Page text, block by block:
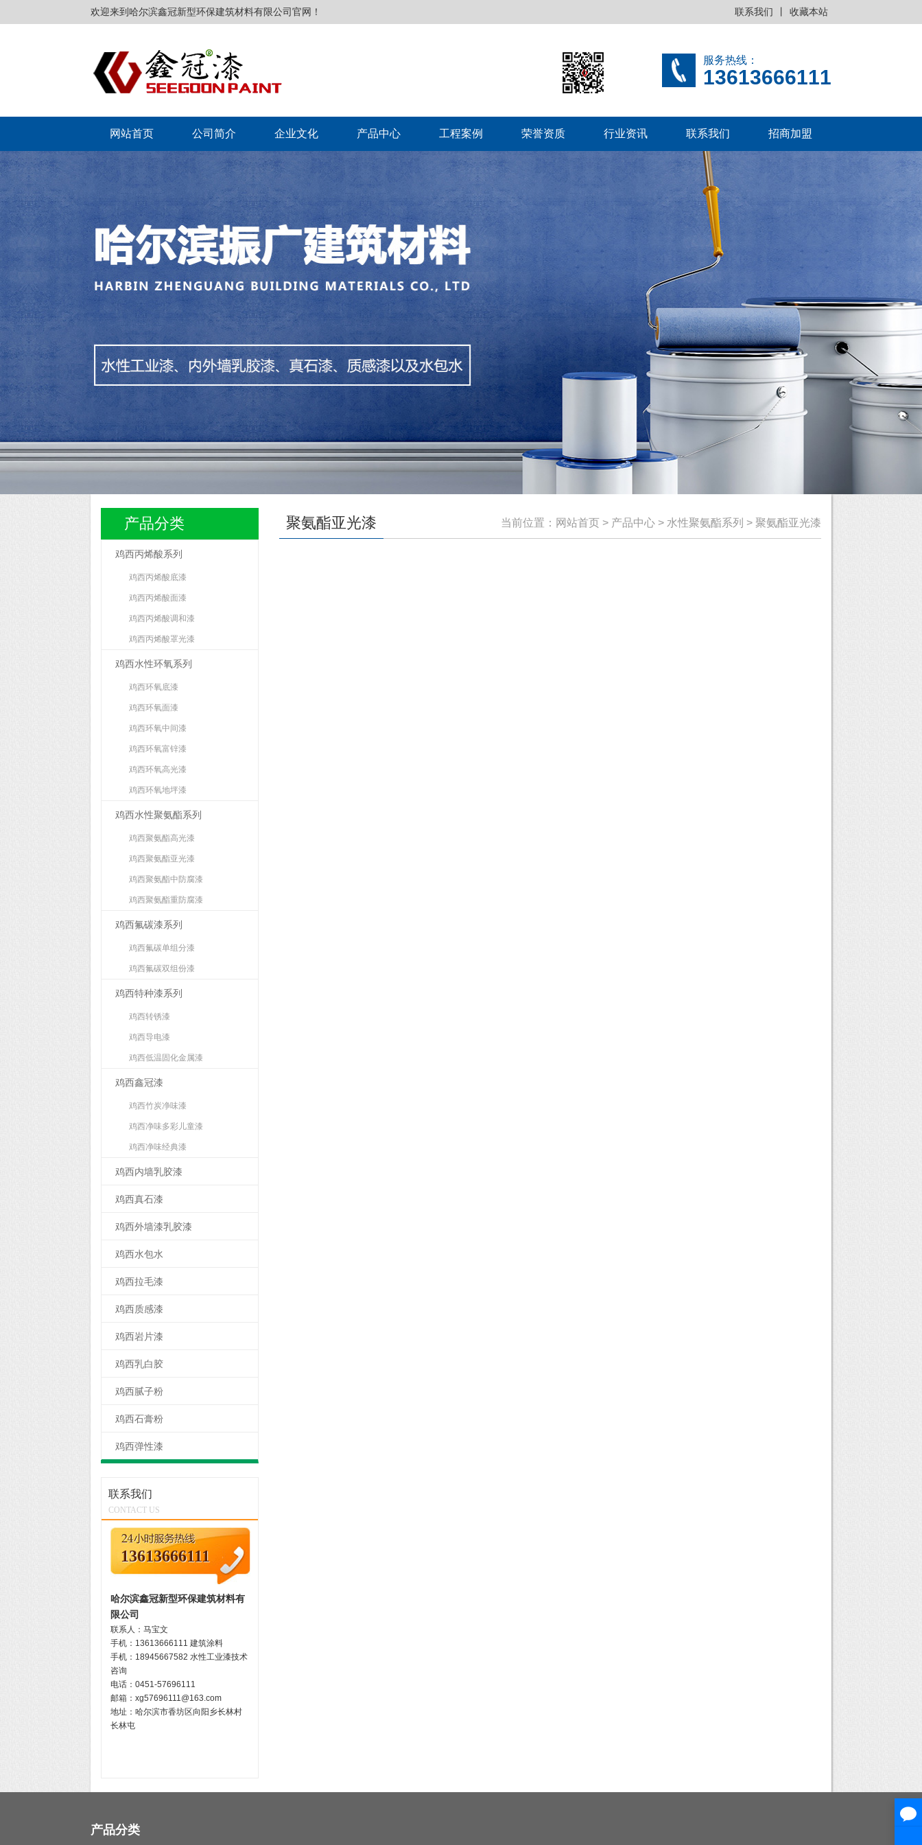
联系我们 收藏本站
欢迎来到哈尔滨鑫冠新型环保建筑材料有限公司官网！
服务热线：
13613666111
网站首页 公司简介 企业文化 产品中心 工程案例 荣誉资质 行业资讯 联系我们 招商加盟
当前位置： 网站首页 > 产品中心 > 水性聚氨酯系列 > 聚氨酯亚光漆
聚氨酯亚光漆
产品分类
鸡西丙烯酸系列
鸡西丙烯酸底漆
鸡西丙烯酸面漆
鸡西丙烯酸调和漆
鸡西丙烯酸罩光漆
鸡西水性环氧系列
鸡西环氧底漆
鸡西环氧面漆
鸡西环氧中间漆
鸡西环氧富锌漆
鸡西环氧高光漆
鸡西环氧地坪漆
鸡西水性聚氨酯系列
鸡西聚氨酯高光漆
鸡西聚氨酯亚光漆
鸡西聚氨酯中防腐漆
鸡西聚氨酯重防腐漆
鸡西氟碳漆系列
鸡西氟碳单组分漆
鸡西氟碳双组份漆
鸡西特种漆系列
鸡西转锈漆
鸡西导电漆
鸡西低温固化金属漆
鸡西鑫冠漆
鸡西竹炭净味漆
鸡西净味多彩儿童漆
鸡西净味经典漆
鸡西内墙乳胶漆
鸡西真石漆
鸡西外墙漆乳胶漆
鸡西水包水
鸡西拉毛漆
鸡西质感漆
鸡西岩片漆
鸡西乳白胶
鸡西腻子粉
鸡西石膏粉
鸡西弹性漆
联系我们
CONTACT US
13613666111
哈尔滨鑫冠新型环保建筑材料有
限公司
联系人：马宝文
手机： 13613666111 建筑涂料
手机： 18945667582 水性工业漆技术
咨询
电话：0451-57696111
邮箱：xg57696111@163.com
地址：哈尔滨市香坊区向阳乡长林村
长林屯
产品分类